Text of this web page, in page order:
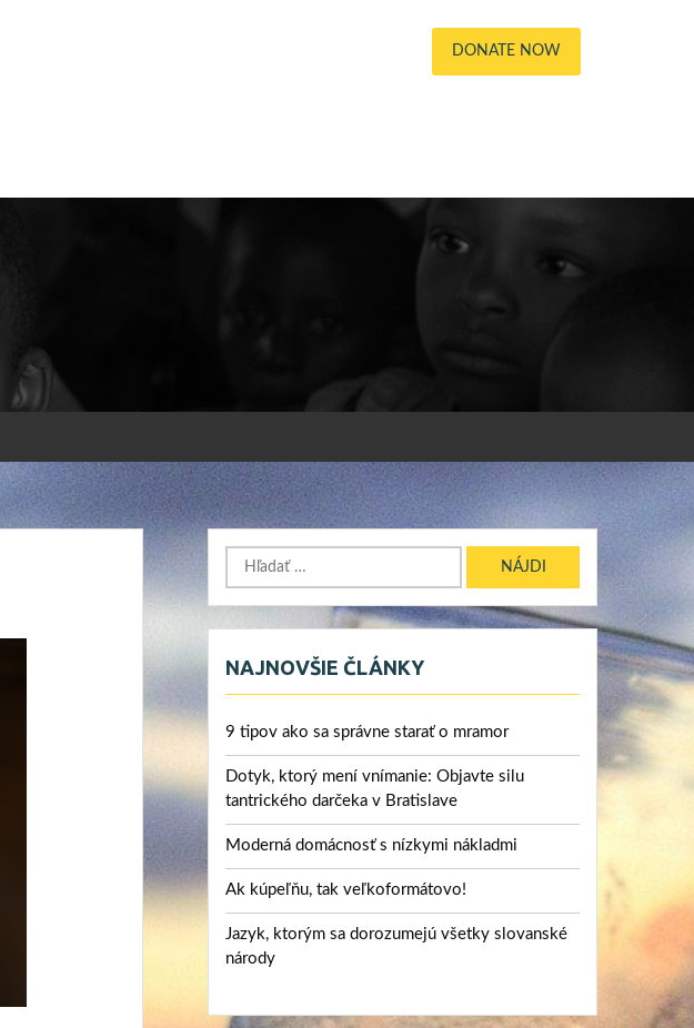
DONATE NOW
Hľadať:
NAJNOVŠIE ČLÁNKY
9 tipov ako sa správne starať o mramor
Dotyk, ktorý mení vnímanie: Objavte silu
tantrického darčeka v Bratislave
Moderná domácnosť s nízkymi nákladmi
Ak kúpeľňu, tak veľkoformátovo!
Jazyk, ktorým sa dorozumejú všetky slovanské
národy